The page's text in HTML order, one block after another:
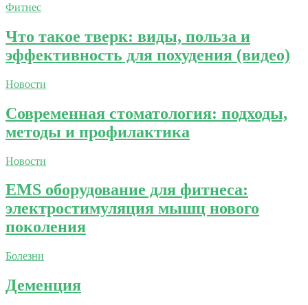
Фитнес
Что такое тверк: виды, польза и
эффективность для похудения (видео)
Новости
Современная стоматология: подходы,
методы и профилактика
Новости
EMS оборудование для фитнеса:
электростимуляция мышц нового
поколения
Болезни
Деменция